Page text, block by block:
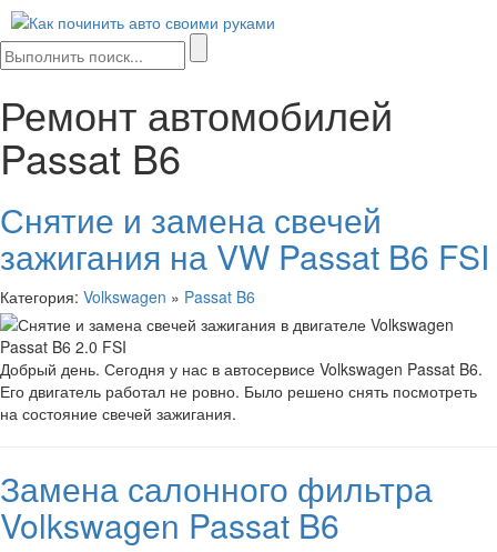
Ремонт автомобилей
Passat B6
Снятие и замена свечей
зажигания на VW Passat B6 FSI
Категория: Volkswagen » Passat B6
Добрый день. Сегодня у нас в автосервисе Volkswagen Passat B6.
Его двигатель работал не ровно. Было решено снять посмотреть
на состояние свечей зажигания.
Замена салонного фильтра
Volkswagen Passat B6